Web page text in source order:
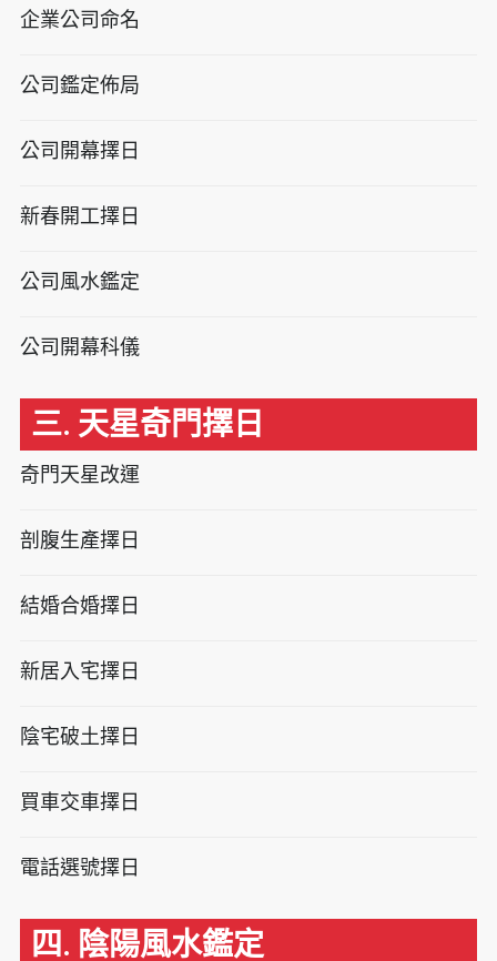
企業公司命名
公司鑑定佈局
公司開幕擇日
新春開工擇日
公司風水鑑定
公司開幕科儀
三. 天星奇門擇日
奇門天星改運
剖腹生產擇日
結婚合婚擇日
新居入宅擇日
陰宅破土擇日
買車交車擇日
電話選號擇日
四. 陰陽風水鑑定